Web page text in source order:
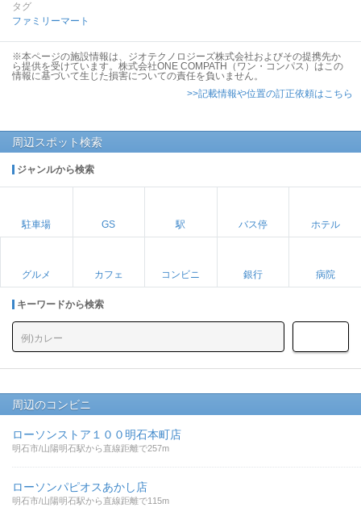
タグ
ファミリーマート
※本ページの施設情報は、ジオテクノロジーズ株式会社およびその提携先か
ら提供を受けています。株式会社ONE COMPATH（ワン・コンパス）はこの
情報に基づいて生じた損害についての責任を負いません。
>>記載情報や位置の訂正依頼はこちら
周辺スポット検索
ジャンルから検索
駐車場 GS 駅 バス停 ホテル
グルメ カフェ コンビニ 銀行 病院
キーワードから検索
周辺のコンビニ
ローソンストア１００明石本町店
明石市/山陽明石駅から直線距離で257m
ローソンパピオスあかし店
明石市/山陽明石駅から直線距離で115m